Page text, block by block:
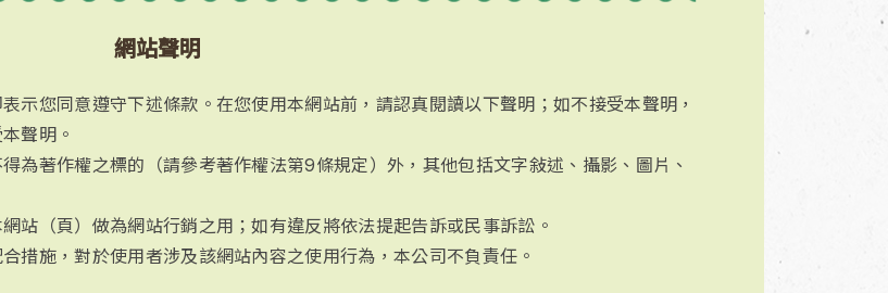
網站聲明
示您同意遵守下述條款。在您使用本網站前，請認真閱讀以下聲明；如不接受本聲明，
聲明。
為著作權之標的（請參考著作權法第9條規定）外，其他包括文字敍述、攝影、圖片、
站（頁）做為網站行銷之用；如有違反將依法提起告訴或民事訴訟。
措施，對於使用者涉及該網站內容之使用行為，本公司不負責任。